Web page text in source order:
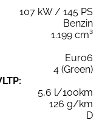
107 kW / 145 PS
Benzin
1.199 cm³
Euro6
4 (Green)
5,6 l/100km
126 g/km
D